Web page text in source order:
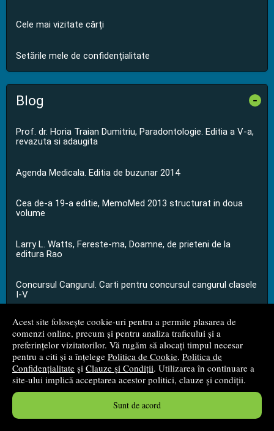
Acest site folosește cookie-uri pentru a permite plasarea de
comenzi online, precum și pentru analiza traficului și a
preferințelor vizitatorilor. Vă rugăm să alocați timpul necesar
pentru a citi și a înțelege Politica de Cookie, Politica de
Confidențialitate și Clauze și Condiții. Utilizarea în continuare a
site-ului implică acceptarea acestor politici, clauze și condiții.
Sunt de acord
Cele mai vizitate cărți
Setările mele de confidențialitate
Blog -
Prof. dr. Horia Traian Dumitriu, Paradontologie. Editia a V-a,
revazuta si adaugita
Agenda Medicala. Editia de buzunar 2014
Cea de-a 19-a editie, MemoMed 2013 structurat in doua
volume
Larry L. Watts, Fereste-ma, Doamne, de prieteni de la
editura Rao
Concursul Cangurul. Carti pentru concursul cangurul clasele
I-V
...toate știrile
© 2008 - 2026S.C. M.G. Net Distribution S.R.L.
Magazin onlinecreat deVital Soft